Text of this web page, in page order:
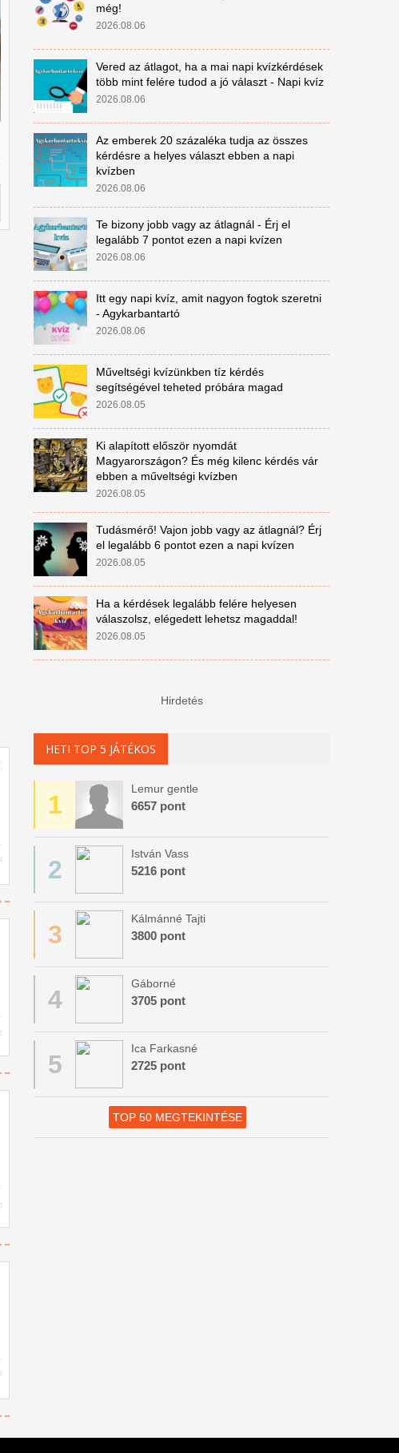
még!
2026.08.06
Vered az átlagot, ha a mai napi kvízkérdések
több mint felére tudod a jó választ - Napi kvíz
2026.08.06
Az emberek 20 százaléka tudja az összes
kérdésre a helyes választ ebben a napi
kvízben
2026.08.06
Te bizony jobb vagy az átlagnál - Érj el
legalább 7 pontot ezen a napi kvízen
2026.08.06
Itt egy napi kvíz, amit nagyon fogtok szeretni
- Agykarbantartó
2026.08.06
Műveltségi kvízünkben tíz kérdés
segítségével teheted próbára magad
2026.08.05
Ki alapított először nyomdát
Magyarországon? És még kilenc kérdés vár
ebben a műveltségi kvízben
2026.08.05
Tudásmérő! Vajon jobb vagy az átlagnál? Érj
el legalább 6 pontot ezen a napi kvízen
2026.08.05
Ha a kérdések legalább felére helyesen
válaszolsz, elégedett lehetsz magaddal!
2026.08.05
Hirdetés
HETI TOP 5 JÁTÉKOS
1
Lemur gentle
6657 pont
2
István Vass
5216 pont
3
Kálmánné Tajti
3800 pont
4
Gáborné
3705 pont
5
Ica Farkasné
2725 pont
TOP 50 MEGTEKINTÉSE